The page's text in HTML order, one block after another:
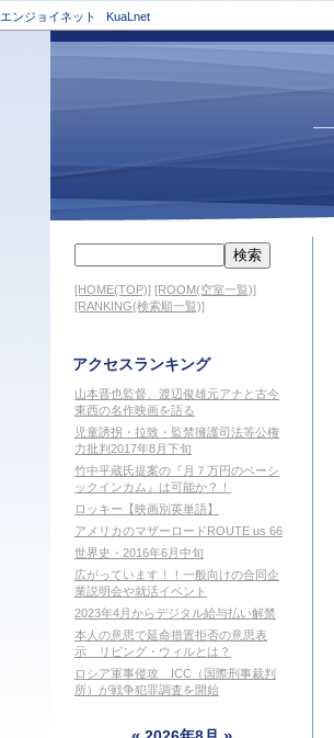
エンジョイネット KuaLnet
[HOME(TOP)] [ROOM(空室一覧)]
[RANKING(検索順一覧)]
アクセスランキング
山本晋也監督、渡辺俊雄元アナと古今
東西の名作映画を語る
児童誘拐・拉致・監禁擁護司法等公権
力批判2017年8月下旬
竹中平蔵氏提案の『月７万円のベーシ
ックインカム』は可能か？！
ロッキー【映画別英単語】
アメリカのマザーロードROUTE us 66
世界史・2016年6月中旬
広がっています！！一般向けの合同企
業説明会や就活イベント
2023年4月からデジタル給与払い解禁
本人の意思で延命措置拒否の意思表
示 リビング・ウィルとは？
ロシア軍事侵攻 ICC（国際刑事裁判
所）が戦争犯罪調査を開始